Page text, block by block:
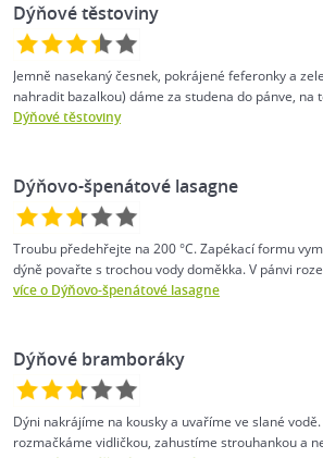
Dýňové těstoviny
Jemně nasekaný česnek, pokrájené feferonky a
nahradit bazalkou) dáme za studena do pánve, na
Dýňové těstoviny
Dýňovo-špenátové lasagne
Troubu předehřejte na 200 °C. Zapékací formu
dýně povařte s trochou vody doměkka. V pánvi
více o Dýňovo-špenátové lasagne
Dýňové bramboráky
Dýni nakrájíme na kousky a uvaříme ve slané
rozmačkáme vidličkou, zahustíme strouhankou a